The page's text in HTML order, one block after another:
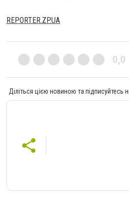
REPORTER.ZP.UA
0,0
Діліться цією новиною та підписуйтесь